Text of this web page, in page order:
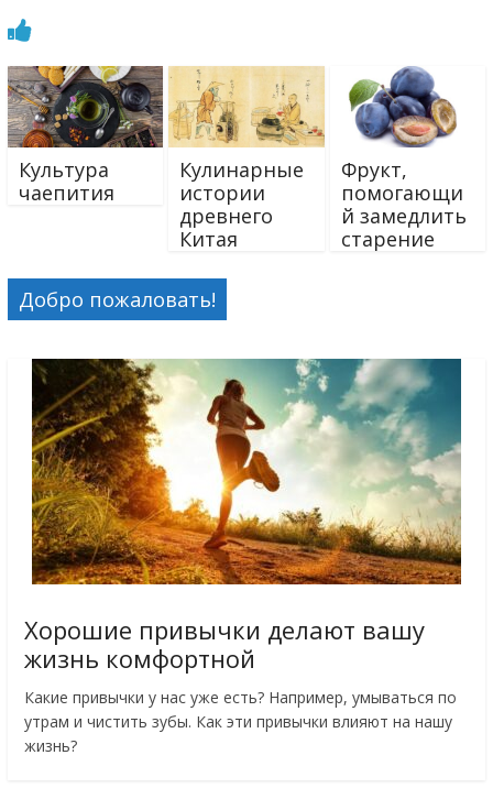
Культура
чаепития
Кулинарные
истории
древнего
Китая
Фрукт,
помогающи
й замедлить
старение
Добро пожаловать!
Хорошие привычки делают вашу
жизнь комфортной
Какие привычки у нас уже есть? Например, умываться по
утрам и чистить зубы. Как эти привычки влияют на нашу
жизнь?